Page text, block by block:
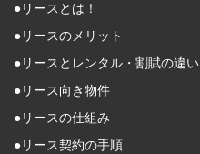
●リースとは！
●リースのメリット
●リースとレンタル・割賦の違い
●リース向き物件
●リースの仕組み
●リース契約の手順